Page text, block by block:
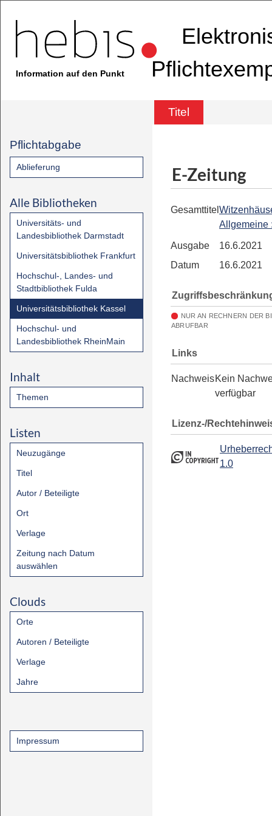
Information auf den Punkt
Titel
Pflichtabgabe
Ablieferung
Alle Bibliotheken
Universitäts- und
Landesbibliothek Darmstadt
Universitätsbibliothek Frankfurt
Hochschul-, Landes- und
Stadtbibliothek Fulda
Universitätsbibliothek Kassel
Hochschul- und
Landesbibliothek RheinMain
Inhalt
Themen
Listen
Neuzugänge
Titel
Autor / Beteiligte
Ort
Verlage
Zeitung nach Datum
auswählen
Clouds
Orte
Autoren / Beteiligte
Verlage
Jahre
Impressum
E-Zeitung
Gesamttitel
Allgemeine
Ausgabe
16.6.2021
Datum
16.6.2021
NUR AN RECHNERN DER
ABRUFBAR
Links
NachweisKein
verfügbar
Lizenz-/
1.0